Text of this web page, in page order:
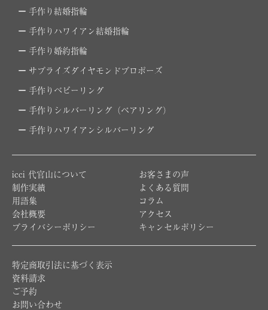
手作り結婚指輪
手作りハワイアン結婚指輪
手作り婚約指輪
サプライズダイヤモンドプロポーズ
手作りベビーリング
手作りシルバーリング（ペアリング）
手作りハワイアンシルバーリング
icci 代官山について
お客さまの声
制作実績
よくある質問
用語集
コラム
会社概要
アクセス
プライバシーポリシー
キャンセルポリシー
特定商取引法に基づく表示
資料請求
ご予約
お問い合わせ